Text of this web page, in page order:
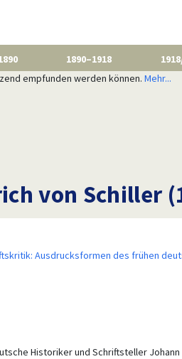
1890–1918
empfunden werden können. Mehr...
von Schiller
Ausdrucksformen des frühen
Historiker und Schriftsteller